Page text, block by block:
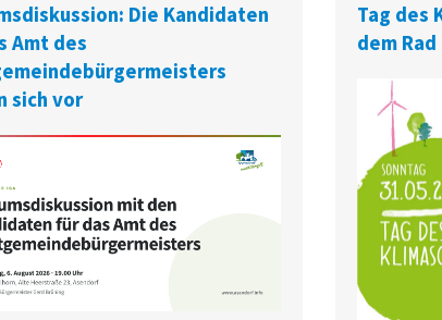
Die Kandidaten
Amt des
sich vor
Tag des
dem